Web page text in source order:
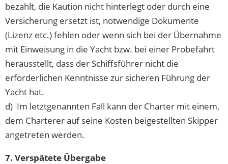
bezahlt, die Kaution nicht hinterlegt oder durch eine
Versicherung ersetzt ist, notwendige Dokumente
(Lizenz etc.) fehlen oder wenn sich bei der Übernahme
mit Einweisung in die Yacht bzw. bei einer Probefahrt
herausstellt, dass der Schiffsführer nicht die
erforderlichen Kenntnisse zur sicheren Führung der
Yacht hat.
d) Im letztgenannten Fall kann der Charter mit einem,
dem Charterer auf seine Kosten beigestellten Skipper
angetreten werden.
7. Verspätete Übergabe